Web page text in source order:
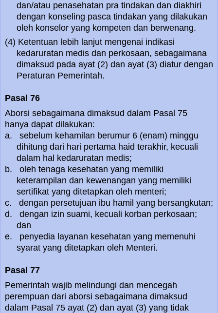
dan/atau penasehatan pra tindakan dan diakhiri
dengan konseling pasca tindakan yang dilakukan
oleh konselor yang kompeten dan berwenang.
(4) Ketentuan lebih lanjut mengenai indikasi
kedaruratan medis dan perkosaan, sebagaimana
dimaksud pada ayat (2) dan ayat (3) diatur dengan
Peraturan Pemerintah.
Pasal 76
Aborsi sebagaimana dimaksud dalam Pasal 75
hanya dapat dilakukan:
a. sebelum kehamilan berumur 6 (enam) minggu
dihitung dari hari pertama haid terakhir, kecuali
dalam hal kedaruratan medis;
b. oleh tenaga kesehatan yang memiliki
keterampilan dan kewenangan yang memiliki
sertifikat yang ditetapkan oleh menteri;
c. dengan persetujuan ibu hamil yang bersangkutan;
d. dengan izin suami, kecuali korban perkosaan;
dan
e. penyedia layanan kesehatan yang memenuhi
syarat yang ditetapkan oleh Menteri.
Pasal 77
Pemerintah wajib melindungi dan mencegah
perempuan dari aborsi sebagaimana dimaksud
dalam Pasal 75 ayat (2) dan ayat (3) yang tidak